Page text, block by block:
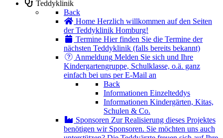
Teddyklinik
Back
Home Herzlich willkommen auf den Seiten
der Teddyklinik Homburg!
Termine Hier finden Sie die Termine der
nächsten Teddyklinik (falls bereits bekannt)
Anmeldung Melden Sie sich und Ihre
Kindergartengruppe, Schulklasse, o.ä. ganz
einfach bei uns per E-Mail an
Back
Informationen Einzelteddys
Informationen Kindergärten, Kitas,
Schulen & Co.
Sponsoren Zur Realisierung dieses Projektes
benötigen wir Sponsoren. Sie möchten uns auch